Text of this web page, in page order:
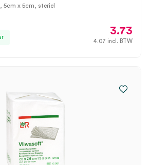
5cm x 5cm, steriel
3.73
4.07 incl. BTW